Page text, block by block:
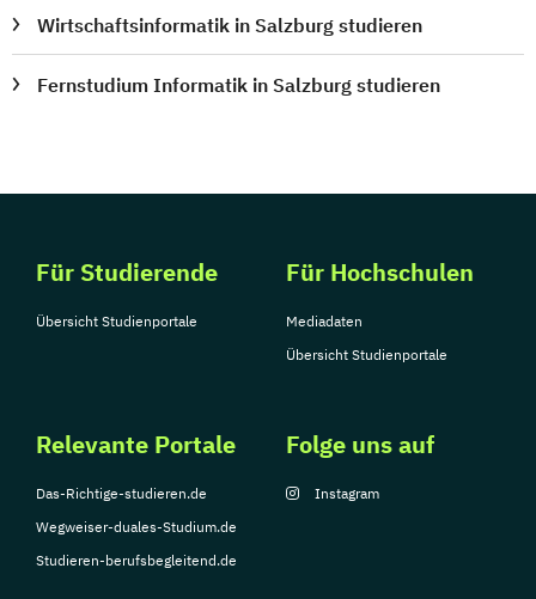
Wirtschaftsinformatik in Salzburg studieren
Fernstudium Informatik in Salzburg studieren
Für Studierende
Übersicht Studienportale
Für Hochschulen
Mediadaten
Übersicht Studienportale
Relevante Portale
Das-Richtige-studieren.de
Wegweiser-duales-Studium.de
Studieren-berufsbegleitend.de
Folge uns auf
Instagram